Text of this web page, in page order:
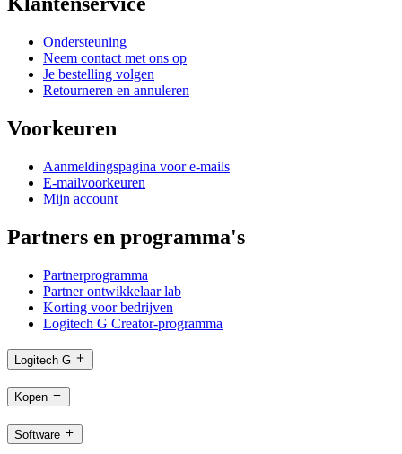
Ondersteuning
Neem contact met ons op
Je bestelling volgen
Retourneren en annuleren
Voorkeuren
Aanmeldingspagina voor e-mails
E-mailvoorkeuren
Mijn account
Partners en programma's
Partnerprogramma
Partner ontwikkelaar lab
Korting voor bedrijven
Logitech G Creator-programma
Logitech G
Kopen
Software